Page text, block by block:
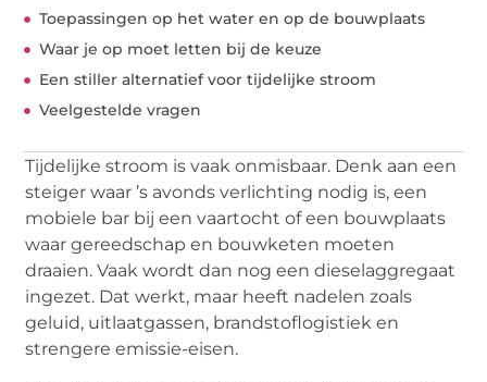
Toepassingen op het water en op de bouwplaats
Waar je op moet letten bij de keuze
Een stiller alternatief voor tijdelijke stroom
Veelgestelde vragen
Tijdelijke stroom is vaak onmisbaar. Denk aan een
steiger waar ’s avonds verlichting nodig is, een
mobiele bar bij een vaartocht of een bouwplaats
waar gereedschap en bouwketen moeten
draaien. Vaak wordt dan nog een dieselaggregaat
ingezet. Dat werkt, maar heeft nadelen zoals
geluid, uitlaatgassen, brandstoflogistiek en
strengere emissie-eisen.